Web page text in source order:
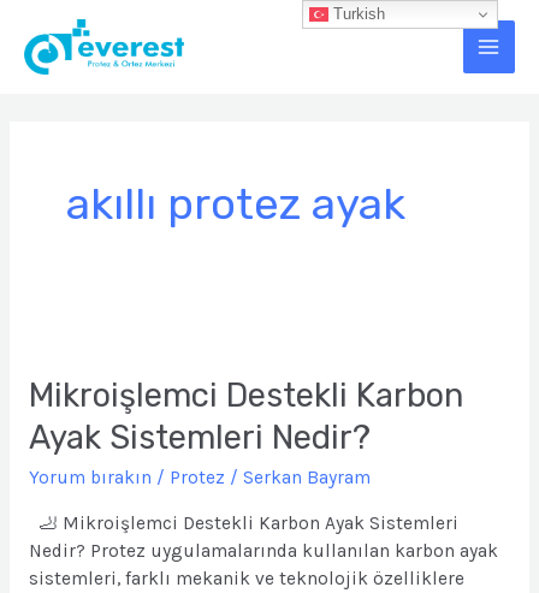
atla
Main
akıllı protez ayak
Mikroişlemci Destekli Karbon
Ayak Sistemleri Nedir?
Yorum bırakın / Protez / Serkan Bayram
🦶 Mikroişlemci Destekli Karbon Ayak Sistemleri
Nedir? Protez uygulamalarında kullanılan karbon ayak
sistemleri, farklı mekanik ve teknolojik özelliklere
Karbon
Ayak
Sistemleri
Nedir?
Turkish